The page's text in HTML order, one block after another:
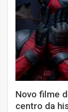
Novo filme
centro da